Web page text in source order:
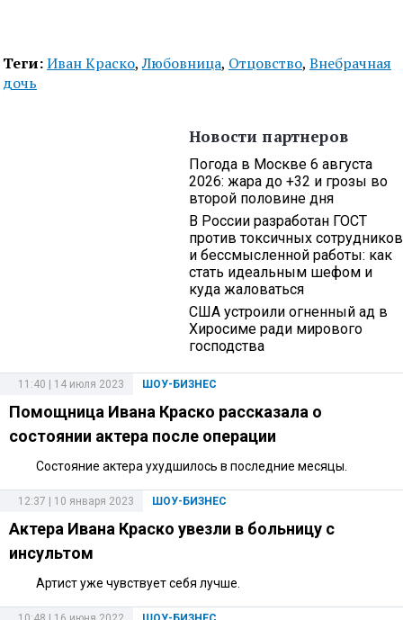
Теги:Иван Краско,Любовница, Отцовство, Внебрачная
дочь
Новости партнеров
Погода в Москве 6 августа
2026: жара до +32 и грозы во
второй половине дня
В России разработан ГОСТ
против токсичных сотрудников
и бессмысленной работы: как
стать идеальным шефом и
куда жаловаться
США устроили огненный ад в
Хиросиме ради мирового
господства
ШОУ-БИЗНЕС
11:40 | 14 июля 2023
Помощница Ивана Краско рассказала о
состоянии актера после операции
Состояние актера ухудшилось в последние месяцы.
ШОУ-БИЗНЕС
12:37 | 10 января 2023
Актера Ивана Краско увезли в больницу с
инсультом
Артист уже чувствует себя лучше.